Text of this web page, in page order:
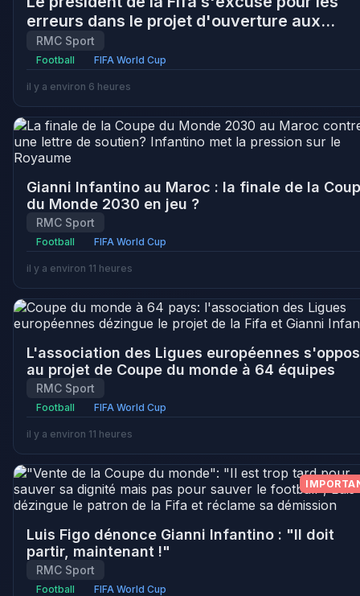
erreurs dans le projet d'ouverture aux
investisseurs privés
RMC Sport
Football FIFA World Cup
il y a environ 6 heures
Gianni Infantino au Maroc : la finale de la
du Monde 2030 en jeu ?
RMC Sport
Football FIFA World Cup
il y a environ 11 heures
L'association des Ligues européennes
au projet de Coupe du monde à 64 équipes
RMC Sport
Football FIFA World Cup
il y a environ 11 heures
Luis Figo dénonce Gianni Infantino : "Il doit
partir, maintenant !"
RMC Sport
Football FIFA World Cup